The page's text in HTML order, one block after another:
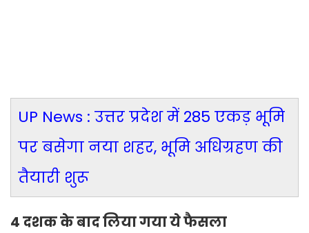
UP News : उत्तर प्रदेश में 285 एकड़ भूमि
पर बसेगा नया शहर, भूमि अधिग्रहण की
तैयारी शुरू
4 दशक के बाद लिया गया ये फैसला